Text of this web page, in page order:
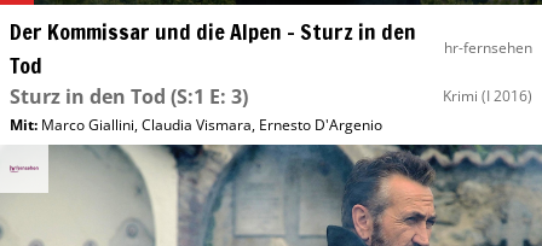
Der Kommissar und die Alpen – Sturz in den
Tod
hr-fernsehen
Sturz in den Tod (S:1 E: 3) Krimi (I 2016)
Mit: Marco Giallini,Claudia Vismara, Ernesto D'Argenio